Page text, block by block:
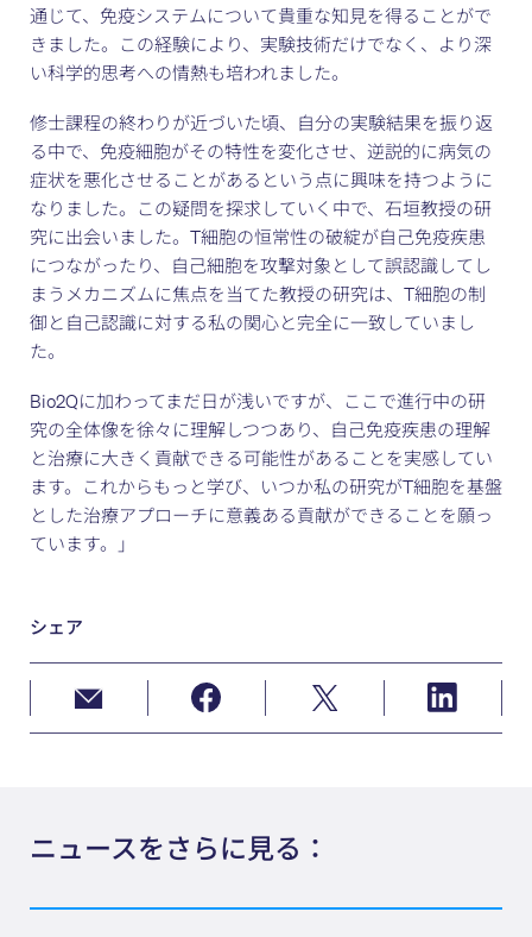
通じて、免疫システムについて貴重な知見を得ることがで
きました。この経験により、実験技術だけでなく、より深
い科学的思考への情熱も培われました。
修士課程の終わりが近づいた頃、自分の実験結果を振り返
る中で、免疫細胞がその特性を変化させ、逆説的に病気の
症状を悪化させることがあるという点に興味を持つように
なりました。この疑問を探求していく中で、石垣教授の研
究に出会いました。T細胞の恒常性の破綻が自己免疫疾患
につながったり、自己細胞を攻撃対象として誤認識してし
まうメカニズムに焦点を当てた教授の研究は、T細胞の制
御と自己認識に対する私の関心と完全に一致していまし
た。
Bio2Qに加わってまだ日が浅いですが、ここで進行中の研
究の全体像を徐々に理解しつつあり、自己免疫疾患の理解
と治療に大きく貢献できる可能性があることを実感してい
ます。これからもっと学び、いつか私の研究がT細胞を基盤
とした治療アプローチに意義ある貢献ができることを願っ
ています。」
シェア
ニュースをさらに見る：